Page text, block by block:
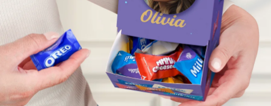
+49 39292 929695
Montag - Freitag : 8:30 - 17:00 Uhr
Samstag - Sonntag : 8:30 - 13:00 Uhr